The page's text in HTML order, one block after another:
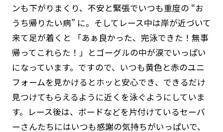
ンも下がりまくり、不安と緊張でいつも重度の “お
うち帰りたい病” に。そしてレース中は岸が近づいて
来て足が着くと 「あぁ良かった、完泳できた！無事
帰ってこれらた！」とゴーグルの中が涙でいっぱい
になっています。ですので、いつも黄色と赤のユニ
フォームを見かけるとホッと安心でき、できるだけ
見つけてもらえるように近くを泳ぐようにしていま
す。レース後は、ボードなどを片付けているセーバ
ーさんたちにはいつも感謝の気持ちがいっぱいで、